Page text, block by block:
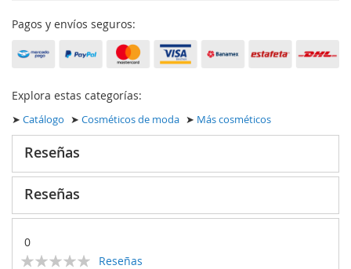
Pagos y envíos seguros:
Explora estas categorías:
➤ Catálogo ➤ Cosméticos de moda ➤ Más cosméticos
Reseñas
Reseñas
0
Calificación:
Reseñas